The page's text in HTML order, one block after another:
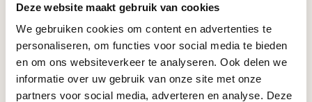
Deze website maakt gebruik van cookies
We gebruiken cookies om content en advertenties te
personaliseren, om functies voor social media te bieden
en om ons websiteverkeer te analyseren. Ook delen we
informatie over uw gebruik van onze site met onze
partners voor social media, adverteren en analyse. Deze
Specificaties